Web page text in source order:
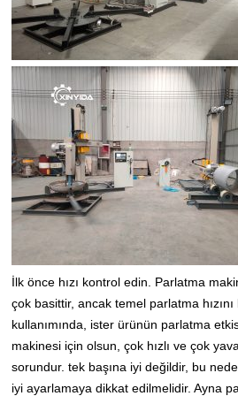
İlk önce hızı kontrol edin.
Parlatma
çok basittir, ancak temel parlatma
kullanımında, ister ürünün parlatma
makinesi için olsun, çok hızlı ve çok
sorundur. tek başına iyi değildir, bu
iyi ayarlamaya dikkat edilmelidir. Ayna